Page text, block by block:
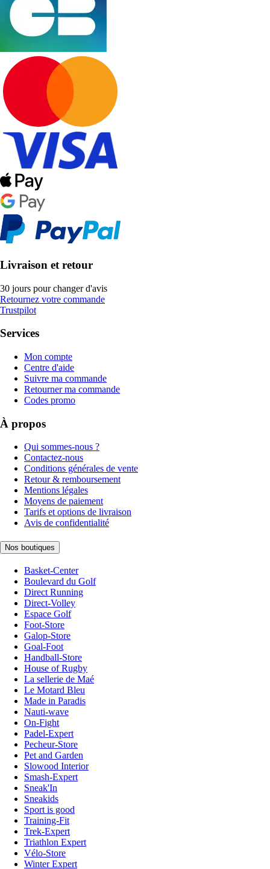
Livraison et retour
30 jours pour changer d'avis
Retournez votre commande
Trustpilot
Services
Mon compte
Centre d'aide
Suivre ma commande
Retourner ma commande
Codes promo
À propos
Qui sommes-nous ?
Contactez-nous
Conditions générales de vente
Retour & remboursement
Mentions légales
Moyens de paiement
Tarifs et options de livraison
Avis de confidentialité
Nos boutiques
Basket-Center
Boulevard du Golf
Direct Running
Direct-Volley
Espace Golf
Foot-Store
Galop-Store
Goal-Foot
Handball-Store
House of Rugby
La sellerie de Maé
Le Motard Bleu
Made in Paradis
Nauti-wave
On-Fight
Padel-Expert
Pecheur-Store
Pet and Garden
Slowood Interior
Smash-Expert
Sneak'In
Sneakids
Sport is good
Training-Fit
Trek-Expert
Triathlon Expert
Vélo-Store
Winter Expert